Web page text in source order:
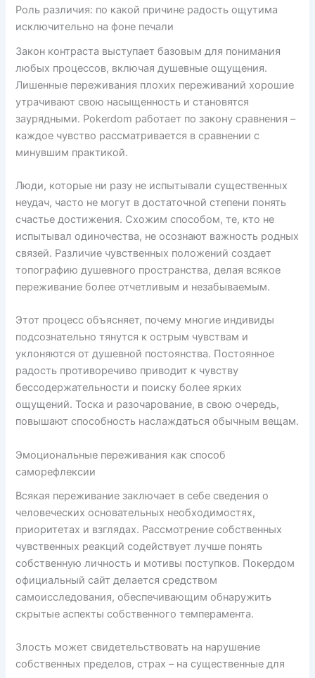
Роль различия: по какой причине радость ощутима
исключительно на фоне печали
Закон контраста выступает базовым для понимания
любых процессов, включая душевные ощущения.
Лишенные переживания плохих переживаний хорошие
утрачивают свою насыщенность и становятся
заурядными. Pokerdom работает по закону сравнения –
каждое чувство рассматривается в сравнении с
минувшим практикой.
Люди, которые ни разу не испытывали существенных
неудач, часто не могут в достаточной степени понять
счастье достижения. Схожим способом, те, кто не
испытывал одиночества, не осознают важность родных
связей. Различие чувственных положений создает
топографию душевного пространства, делая всякое
переживание более отчетливым и незабываемым.
Этот процесс объясняет, почему многие индивиды
подсознательно тянутся к острым чувствам и
уклоняются от душевной постоянства. Постоянное
радость противоречиво приводит к чувству
бессодержательности и поиску более ярких
ощущений. Тоска и разочарование, в свою очередь,
повышают способность наслаждаться обычным вещам.
Эмоциональные переживания как способ
саморефлексии
Всякая переживание заключает в себе сведения о
человеческих основательных необходимостях,
приоритетах и взглядах. Рассмотрение собственных
чувственных реакций содействует лучше понять
собственную личность и мотивы поступков. Покердом
официальный сайт делается средством
самоисследования, обеспечивающим обнаружить
скрытые аспекты собственного темперамента.
Злость может свидетельствовать на нарушение
собственных пределов, страх – на существенные для